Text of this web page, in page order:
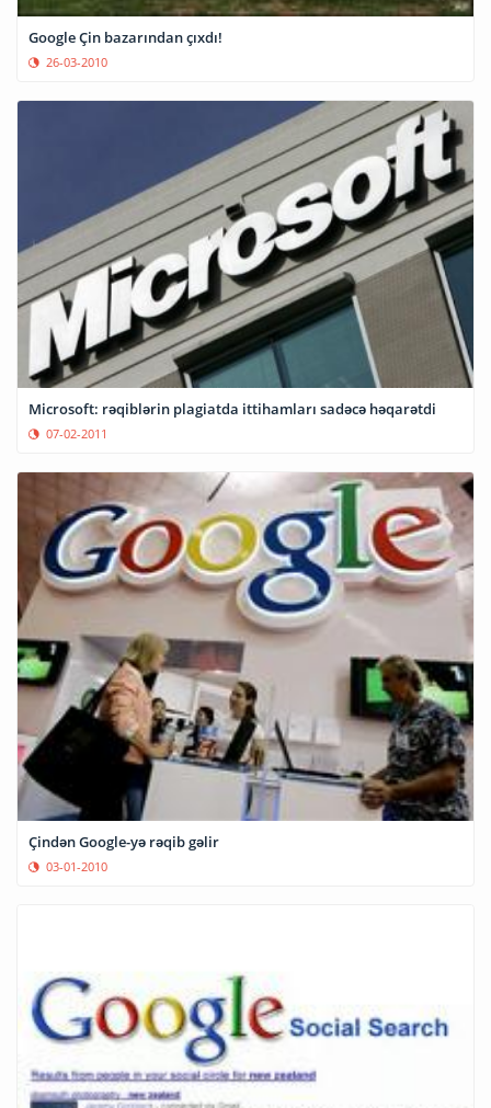
Google Çin bazarından çıxdı!
26-03-2010
Microsoft: rəqiblərin plagiatda ittihamları sadəcə həqarətdi
07-02-2011
Çindən Google-yə rəqib gəlir
03-01-2010